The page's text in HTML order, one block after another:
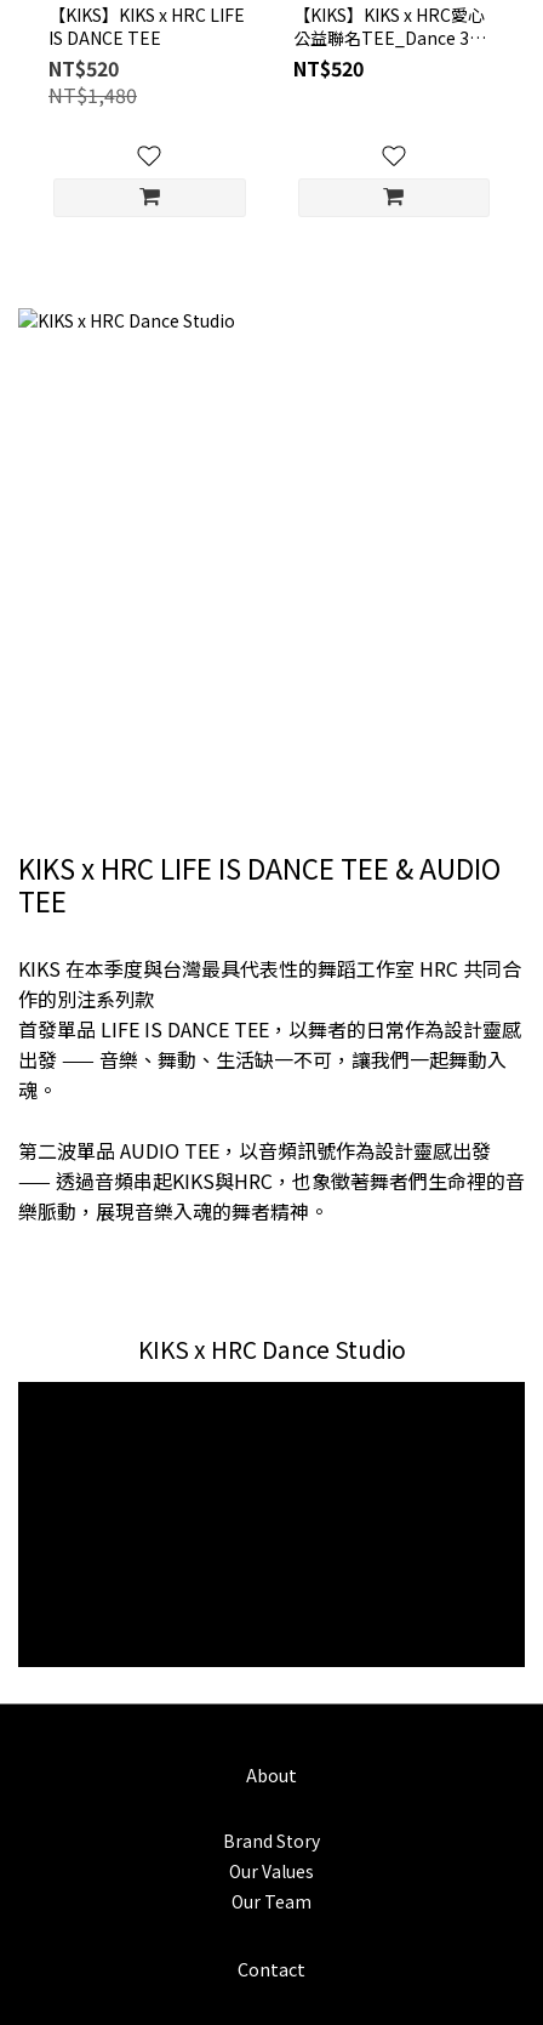
【KIKS】KIKS x HRC LIFE
IS DANCE TEE
NT$520
NT$1,480
【KIKS】KIKS x HRC愛心
公益聯名TEE_Dance 30
特製款 ❘ 黑 ❘ A41114BK
NT$520
KIKS x HRC LIFE IS DANCE TEE & AUDIO
TEE
KIKS 在本季度與台灣最具代表性的舞蹈工作室 HRC 共同合
作的別注系列款
首發單品 LIFE IS DANCE TEE，以舞者的日常作為設計靈感
出發 —— 音樂、舞動、生活缺一不可，讓我們一起舞動入
魂。
第二波單品 AUDIO TEE，以音頻訊號作為設計靈感出發
—— 透過音頻串起KIKS與HRC，也象徵著舞者們生命裡的音
樂脈動，展現音樂入魂的舞者精神。
KIKS x HRC Dance Studio
About
Brand Story
Our Values
Our Team
Contact